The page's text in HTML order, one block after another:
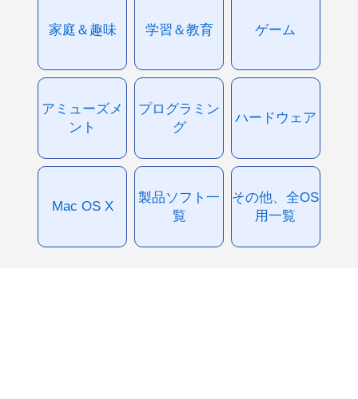
家庭＆趣味 学習＆教育 ゲーム
アミューズメ
ント
プログラミン
グ
ハードウェア
Mac OS X
製品ソフト一
覧
その他、全OS
用一覧